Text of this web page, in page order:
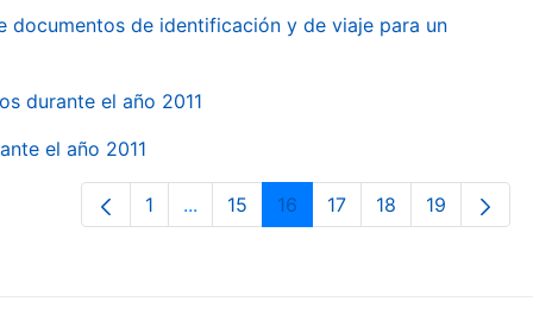
de identificación y de viaje para un
durante el año 2011
el año 2011
Página
1 ...Páginas intermedias Use TAB para
Página
15 Página
16 Página
17 Página
18 Página
19